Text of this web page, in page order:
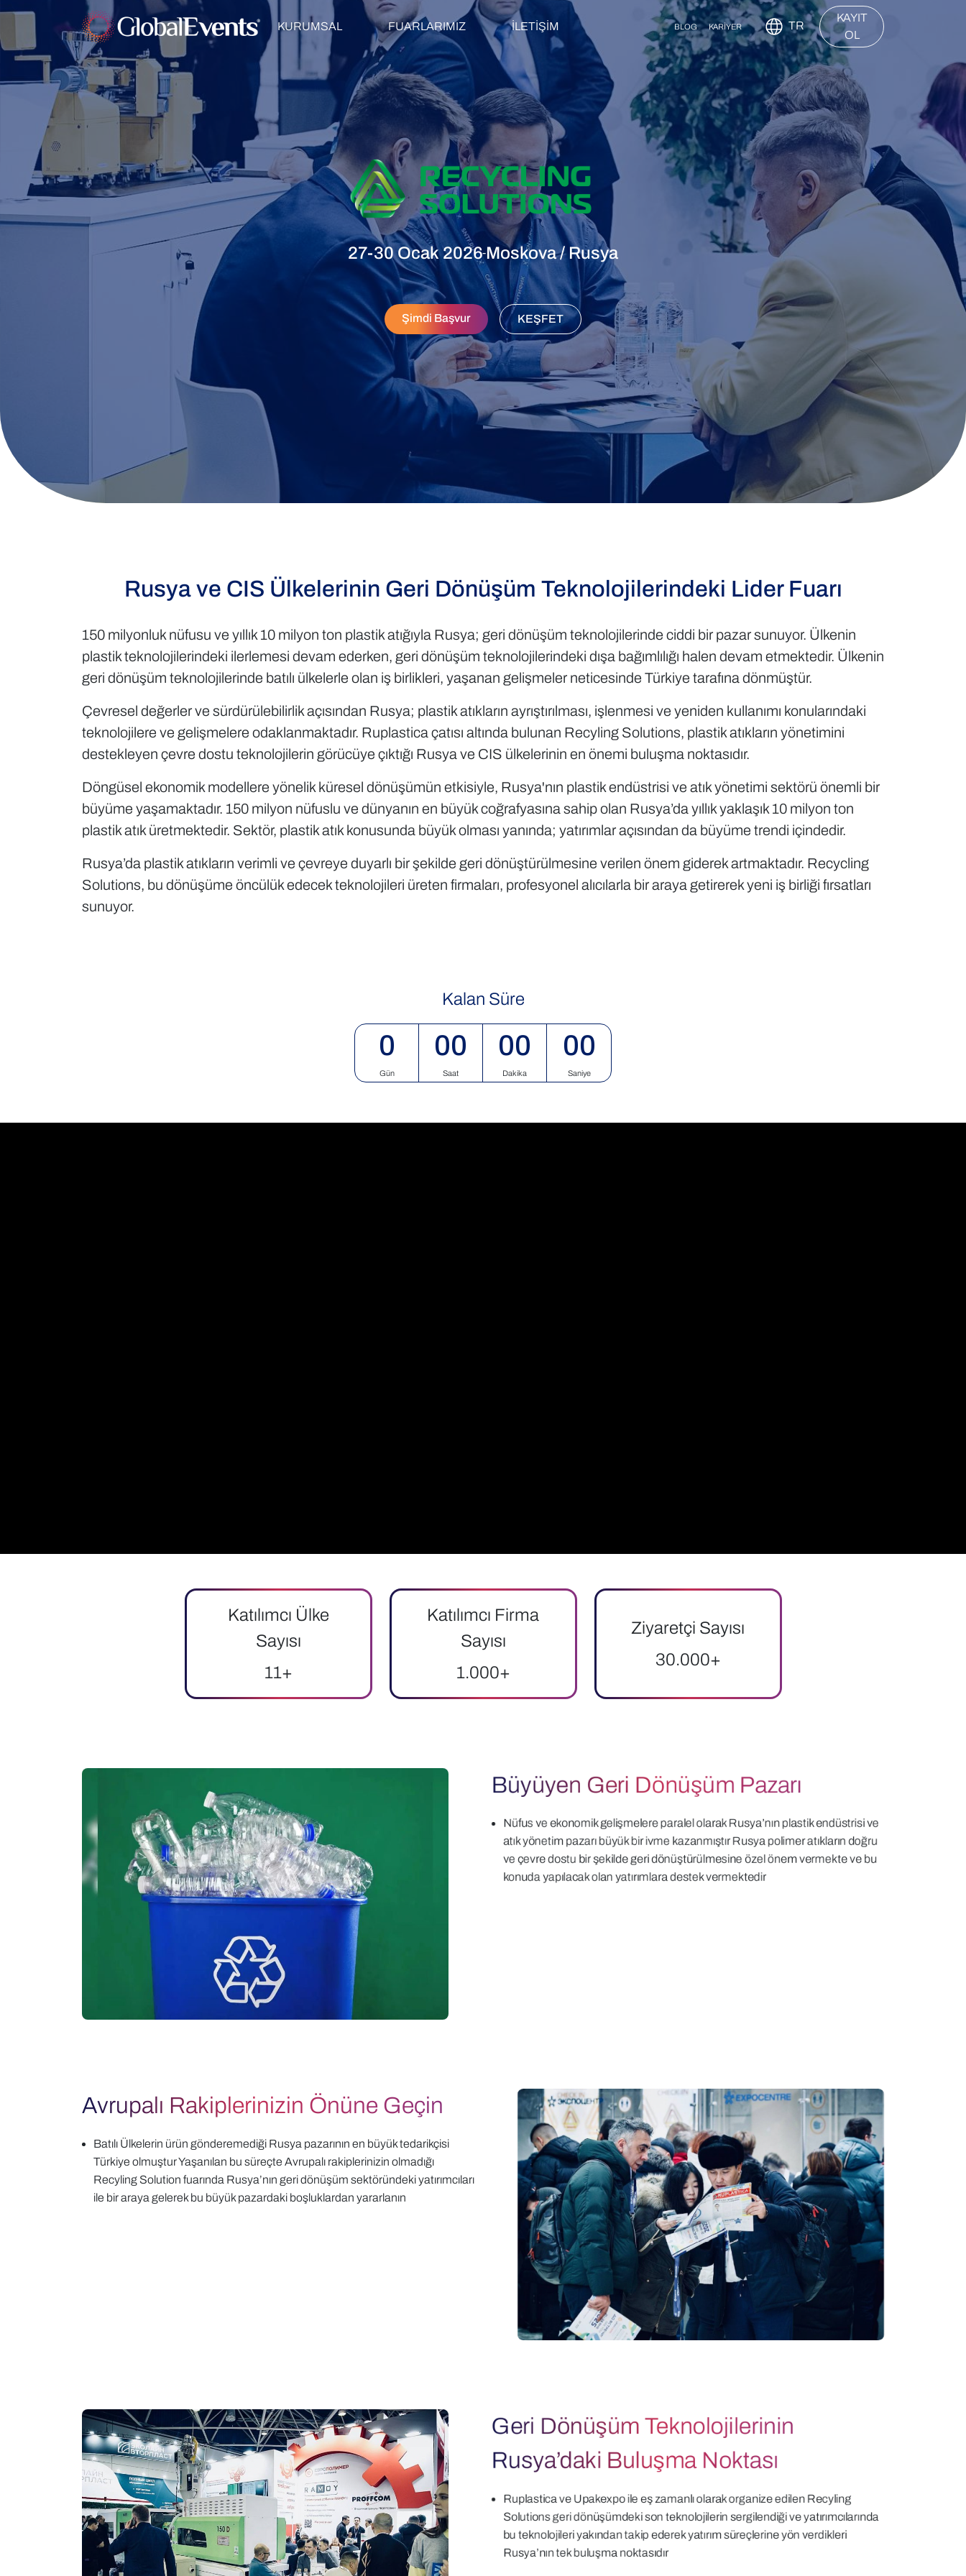
KURUMSAL FUARLARIMIZ İLETİŞİM BLOG KARİYER TR
KAYIT
OL
27-30 Ocak 2026-Moskova / Rusya
Şimdi Başvur KEŞFET
Rusya ve CIS Ülkelerinin Geri Dönüşüm Teknolojilerindeki Lider Fuarı
150 milyonluk nüfusu ve yıllık 10 milyon ton plastik atığıyla Rusya; geri dönüşüm teknolojilerinde ciddi bir pazar sunuyor. Ülkenin
plastik teknolojilerindeki ilerlemesi devam ederken, geri dönüşüm teknolojilerindeki dışa bağımlılığı halen devam etmektedir. Ülkenin
geri dönüşüm teknolojilerinde batılı ülkelerle olan iş birlikleri, yaşanan gelişmeler neticesinde Türkiye tarafına dönmüştür.
Çevresel değerler ve sürdürülebilirlik açısından Rusya; plastik atıkların ayrıştırılması, işlenmesi ve yeniden kullanımı konularındaki
teknolojilere ve gelişmelere odaklanmaktadır. Ruplastica çatısı altında bulunan Recyling Solutions, plastik atıkların yönetimini
destekleyen çevre dostu teknolojilerin görücüye çıktığı Rusya ve CIS ülkelerinin en önemi buluşma noktasıdır.
Döngüsel ekonomik modellere yönelik küresel dönüşümün etkisiyle, Rusya'nın plastik endüstrisi ve atık yönetimi sektörü önemli bir
büyüme yaşamaktadır. 150 milyon nüfuslu ve dünyanın en büyük coğrafyasına sahip olan Rusya’da yıllık yaklaşık 10 milyon ton
plastik atık üretmektedir. Sektör, plastik atık konusunda büyük olması yanında; yatırımlar açısından da büyüme trendi içindedir.
Rusya’da plastik atıkların verimli ve çevreye duyarlı bir şekilde geri dönüştürülmesine verilen önem giderek artmaktadır. Recycling
Solutions, bu dönüşüme öncülük edecek teknolojileri üreten firmaları, profesyonel alıcılarla bir araya getirerek yeni iş birliği fırsatları
sunuyor.
Kalan Süre
0
Gün
00
Saat
00
Dakika
00
Saniye
Katılımcı Ülke
Sayısı
11+
Katılımcı Firma
Sayısı
1.000+
Ziyaretçi Sayısı
30.000+
Büyüyen Geri Dönüşüm Pazarı
Nüfus ve ekonomik gelişmelere paralel olarak Rusya’nın plastik endüstrisi ve
atık yönetim pazarı büyük bir ivme kazanmıştır Rusya polimer atıkların doğru
ve çevre dostu bir şekilde geri dönüştürülmesine özel önem vermekte ve bu
konuda yapılacak olan yatırımlara destek vermektedir
Avrupalı Rakiplerinizin Önüne Geçin
Batılı Ülkelerin ürün gönderemediği Rusya pazarının en büyük tedarikçisi
Türkiye olmuştur Yaşanılan bu süreçte Avrupalı rakiplerinizin olmadığı
Recyling Solution fuarında Rusya’nın geri dönüşüm sektöründeki yatırımcıları
ile bir araya gelerek bu büyük pazardaki boşluklardan yararlanın
Geri Dönüşüm Teknolojilerinin
Rusya’daki Buluşma Noktası
Ruplastica ve Upakexpo ile eş zamanlı olarak organize edilen Recyling
Solutions geri dönüşümdeki son teknolojilerin sergilendiği ve yatırımcılarında
bu teknolojileri yakından takip ederek yatırım süreçlerine yön verdikleri
Rusya’nın tek buluşma noktasıdır